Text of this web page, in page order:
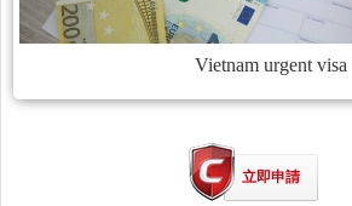
Vietnam urgent visa
立即申請